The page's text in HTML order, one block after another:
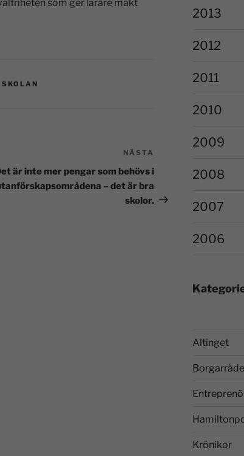
som ger lärare makt
NÄSTA
är inte mer pengar som behövs i
– det är bra
skolor.
2013
2012
2011
2010
2009
2008
2007
2006
Altinget
Krönikor